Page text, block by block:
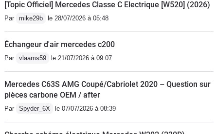
[Topic Officiel] Mercedes Classe C Electrique [W520] (2026)
Par mike29b le 28/07/2026 à 05:48
Échangeur d'air mercedes c200
Par vlaams59 le 21/07/2026 à 09:07
Mercedes C63S AMG Coupé/Cabriolet 2020 – Question sur
pièces carbone OEM / after
Par Spyder_6X le 07/07/2026 à 08:39